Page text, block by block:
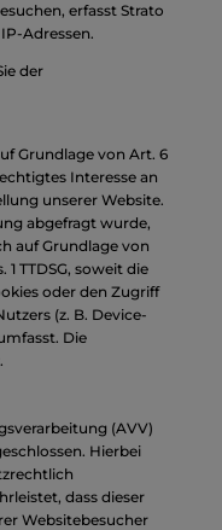
erfasst Strato
Adressen.
der
Grundlage von Art. 6
Interesse an
unserer Website.
abgefragt wurde,
auf Grundlage von
1 TTDSG, soweit die
oder den Zugriff
(z. B. Device-
Die
(AVV)
Hierbei
dass dieser
Websitebesucher